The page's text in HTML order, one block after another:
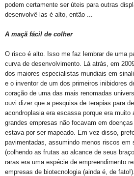
podem certamente ser úteis para outras
desenvolvê-las é alto, então ...
A maçã fácil de colher
O risco é alto. Isso me faz lembrar de uma
curva de desenvolvimento. Lá atrás, em
dos maiores especialistas mundiais em
e o inventor de um dos primeiros inibidores
coração de uma das mais renomadas
ouvi dizer que a pesquisa de terapias para
acondroplasia era escassa porque era
grandes empresas não focavam em
estava por ser mapeado. Em vez disso,
pavimentadas, assumindo menos riscos em
(colhendo as frutas ao alcance de seus
raras era uma espécie de empreendimento
empresas de biotecnologia (ainda é, de